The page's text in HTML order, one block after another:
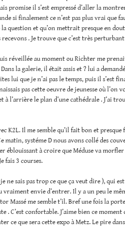
promise il s’est empressé d’aller la
si finalement ce n’est pas plus vrai que
la question et qu’on mettrait presque en
. Je trouve que c’est très
réveillée au moment ou Richter me
la galerie, il était assis et ? lui a
lui que je n’ai pas le temps, puis il s’est
pas cette oeuvre de jeunesse où l’on
l’arrière le plan d’une cathédrale . J’ai
K2L. Il me semble qu’il fait bon et presque
matin, systéme D nous avons collé des
éblouissant à croire que Méduse va
fais 3 courses.
ne sais pas trop ce que ça veut dire ), qui
vraiment envie d’entrer. Il y a un peu le
Massé me semble t’il. Bref une fois la
. C’est confortable. J’aime bien ce moment
ce que sera cette expo à Metz. Le pire